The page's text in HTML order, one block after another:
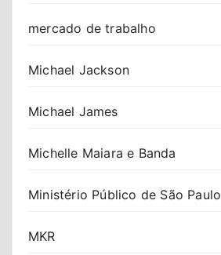
mercado de trabalho
Michael Jackson
Michael James
Michelle Maiara e Banda
Ministério Público de São Paulo
MKR